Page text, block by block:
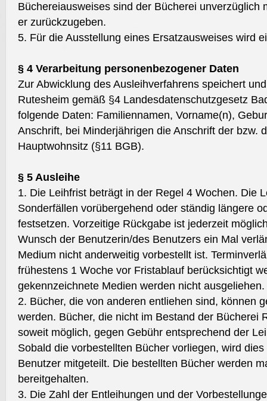
Büchereiausweises sind der Bücherei unverzüglich
er zurückzugeben.
5. Für die Ausstellung eines Ersatzausweises wird
§ 4 Verarbeitung personenbezogener Daten
Zur Abwicklung des Ausleihverfahrens speichert
Rutesheim gemäß §4 Landesdatenschutzgesetz
folgende Daten: Familiennamen, Vorname(n),
Anschrift, bei Minderjährigen die Anschrift der bzw.
Hauptwohnsitz (§11 BGB).
§ 5 Ausleihe
1. Die Leihfrist beträgt in der Regel 4 Wochen. Die
Sonderfällen vorübergehend oder ständig längere
festsetzen. Vorzeitige Rückgabe ist jederzeit
Wunsch der Benutzerin/des Benutzers ein Mal
Medium nicht anderweitig vorbestellt ist.
frühestens 1 Woche vor Fristablauf berücksichtigt
gekennzeichnete Medien werden nicht ausgeliehen.
2. Bücher, die von anderen entliehen sind, können
werden. Bücher, die nicht im Bestand der Bücherei
soweit möglich, gegen Gebühr entsprechend der
Sobald die vorbestellten Bücher vorliegen, wird
Benutzer mitgeteilt. Die bestellten Bücher werden
bereitgehalten.
3. Die Zahl der Entleihungen und der